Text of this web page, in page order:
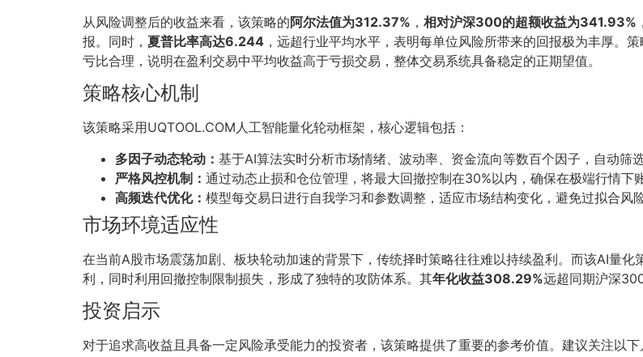
从风险调整后的收益来看，该策略的阿尔法值为312.37% ， 相对沪深300的超额收益为341.93%
报。同时， 夏普比率高达6.244 ，远超行业平均水平，表明每单位风险所带来的回报极为丰厚。策
亏比合理，说明在盈利交易中平均收益高于亏损交易，整体交易系统具备稳定的正期望值。
策略核心机制
该策略采用UQTOOL.COM人工智能量化轮动框架，核心逻辑包括：
多因子动态轮动： 基于AI算法实时分析市场情绪、波动率、资金流向等数百个因子，自动筛
严格风控机制： 通过动态止损和仓位管理，将最大回撤控制在30%以内，确保在极端行情下
高频迭代优化： 模型每交易日进行自我学习和参数调整，适应市场结构变化，避免过拟合风险
市场环境适应性
在当前A股市场震荡加剧、板块轮动加速的背景下，传统择时策略往往难以持续盈利。而该AI量化
利，同时利用回撤控制限制损失，形成了独特的攻防体系。其年化收益308.29%远超同期沪深
投资启示
对于追求高收益且具备一定风险承受能力的投资者，该策略提供了重要的参考价值。建议关注以下